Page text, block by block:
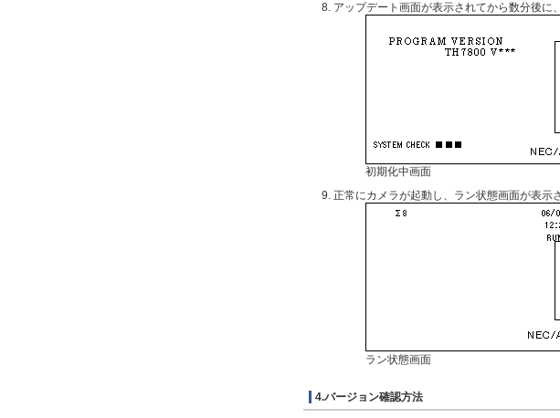
アップデート画面が表示されてから数分後に
初期化中画面
正常にカメラが起動し、ラン状態画面が表示
ラン状態画面
4.バージョン確認方法